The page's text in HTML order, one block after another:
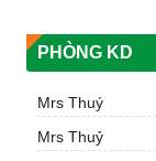
PHÒNG KD
Mrs Thuý
Mrs Thuỷ